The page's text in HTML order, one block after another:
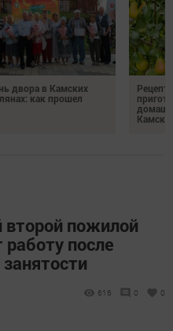
двора в Камских
как прошел
пожилой
после
616 0 0